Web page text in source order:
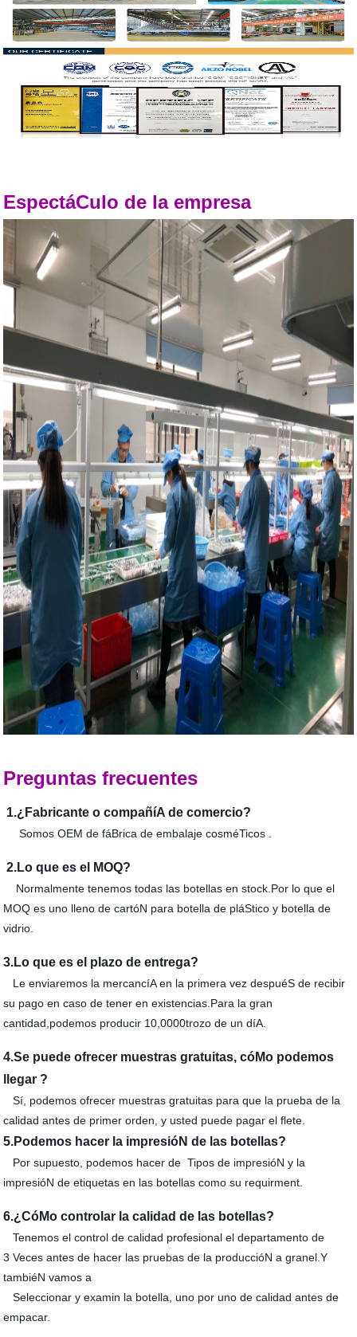
EspectáCulo de la empresa
Preguntas frecuentes
1.¿Fabricante o compañíA de comercio?
Somos OEM de fáBrica de embalaje cosméTicos .
2.Lo que es el MOQ?
Normalmente tenemos todas las botellas en stock.Por lo que el
MOQ es uno lleno de cartóN para botella de pláStico y botella de
vidrio.
3.Lo que es el plazo de entrega?
Le enviaremos la mercancíA en la primera vez despuéS de recibir
su pago en caso de tener en existencias.Para la gran
cantidad,podemos producir 10,0000trozo de un díA.
4.Se puede ofrecer muestras gratuitas, cóMo podemos
llegar ?
Sí, podemos ofrecer muestras gratuitas para que la prueba de la
calidad antes de primer orden, y usted puede pagar el flete.
5.Podemos hacer la impresióN de las botellas?
Por supuesto, podemos hacer de Tipos de impresióN y la
impresióN de etiquetas en las botellas como su requirment.
6.¿CóMo controlar la calidad de las botellas?
Tenemos el control de calidad profesional el departamento de
3 Veces antes de hacer las pruebas de la produccióN a granel.Y
tambiéN vamos a
Seleccionar y examin la botella, uno por uno de calidad antes de
empacar.